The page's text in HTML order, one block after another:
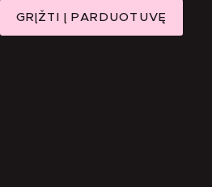
GRĮŽTI Į PARDUOTUVĘ